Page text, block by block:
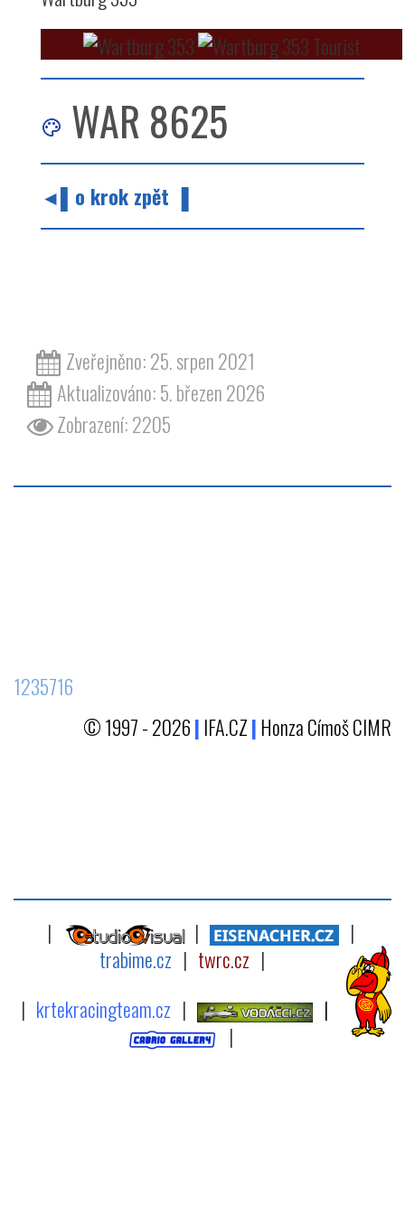
WAR 8625
◄▌o krok zpět ▐
Zveřejněno: 25. srpen 2021
Aktualizováno: 5. březen 2026
Zobrazení: 2205
1235716
© 1997 - 2026| IFA.CZ| Honza Címoš CIMR
| |
|
trabime.cz | twrc.cz |
| krtekracingteam.cz |
|
|